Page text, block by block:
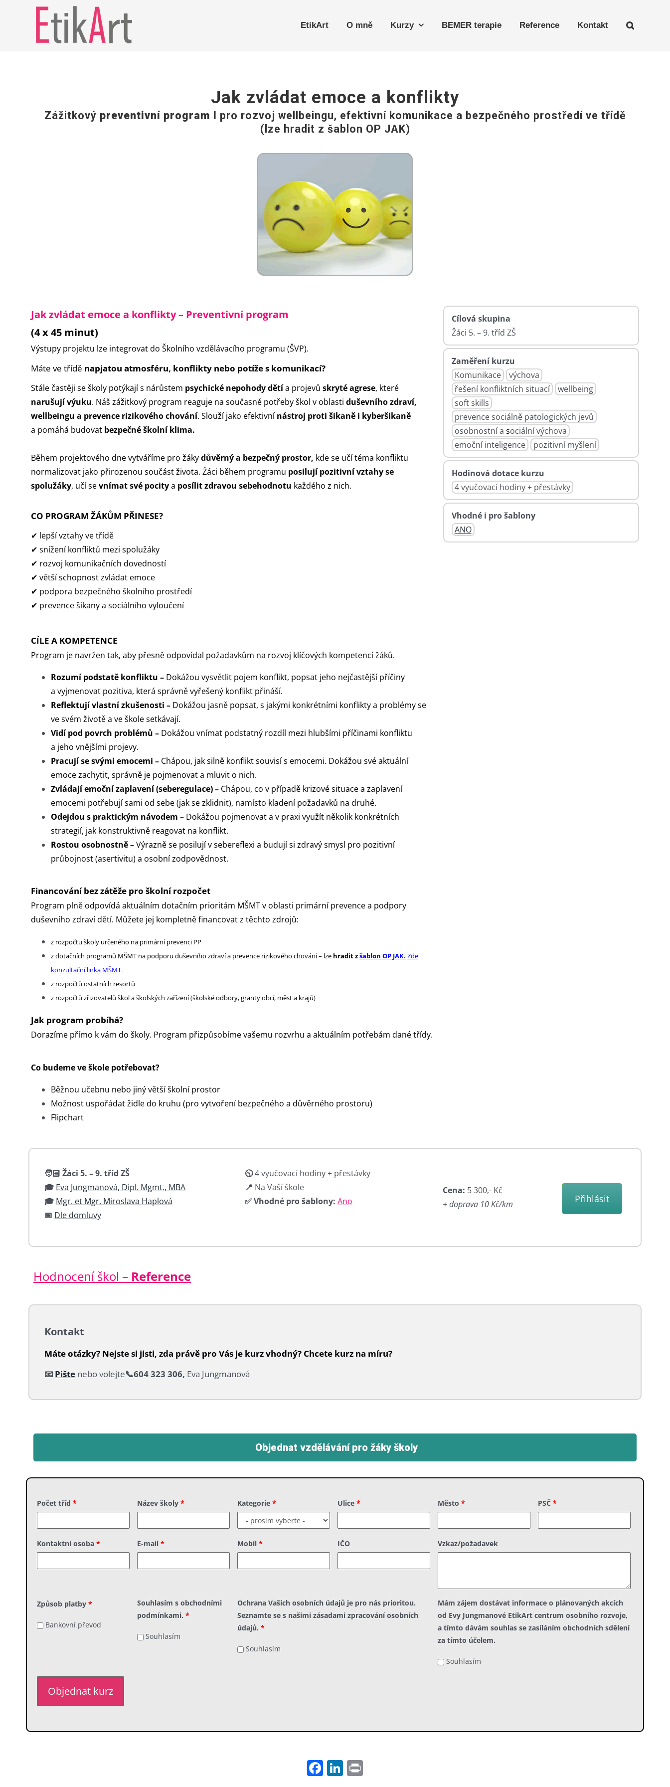
EtikArt O mně Kurzy BEMER terapie Reference Kontakt
Jak zvládat emoce a konflikty
Zážitkový preventivní program I pro rozvoj wellbeingu, efektivní komunikace a bezpečného prostředí ve třídě
(lze hradit z šablon OP JAK)
Jak zvládat emoce a konflikty – Preventivní program
(4 x 45 minut)
Výstupy projektu lze integrovat do Školního vzdělávacího programu (ŠVP).
Máte ve třídě napjatou atmosféru, konflikty nebo potíže s komunikací?
Stále častěji se školy potýkají s nárůstem psychické nepohodydětía projevů skryté agrese, které
narušují výuku. Náš zážitkový program reaguje na současné potřeby škol v oblasti duševního zdraví,
wellbeingu a prevence rizikového chování. Slouží jako efektivnínástroj proti šikaně i kyberšikaně
a pomáhá budovat bezpečné školní klima.
Během projektového dne vytváříme pro žákydůvěrný a bezpečný prostor, kde se učí téma konfliktu
normalizovat jako přirozenou součást života. Žáci během programu posilují pozitivní vztahy se
spolužáky, učí sevnímat své pocitya posílit zdravou sebehodnotu každého z nich.
CO PROGRAM ŽÁKŮM PŘINESE?
✔ lepší vztahy ve třídě
✔ snížení konfliktů mezi spolužáky
✔ rozvoj komunikačních dovedností
✔ větší schopnost zvládat emoce
✔ podpora bezpečného školního prostředí
✔ prevence šikany a sociálního vyloučení
CÍLE A KOMPETENCE
Program je navržen tak, aby přesně odpovídal požadavkům na rozvoj klíčových kompetencí žáků.
Rozumí podstatě konfliktu – Dokážou vysvětlit pojem konflikt, popsat jeho nejčastější příčiny
a vyjmenovat pozitiva, která správně vyřešený konflikt přináší.
Reflektují vlastní zkušenosti – Dokážou jasně popsat, s jakými konkrétními konflikty a problémy se
ve svém životě a ve škole setkávají.
Vidí pod povrch problémů – Dokážou vnímat podstatný rozdíl mezi hlubšími příčinami konfliktu
a jeho vnějšími projevy.
Pracují se svými emocemi – Chápou, jak silně konflikt souvisí s emocemi. Dokážou své aktuální
emoce zachytit, správně je pojmenovat a mluvit o nich.
Zvládají emoční zaplavení (seberegulace) – Chápou, co v případě krizové situace a zaplavení
emocemi potřebují sami od sebe (jak se zklidnit), namísto kladení požadavků na druhé.
Odejdou s praktickým návodem – Dokážou pojmenovat a v praxi využít několik konkrétních
strategií, jak konstruktivně reagovat na konflikt.
Rostou osobnostně –Výrazně se posilují v sebereflexi a budují si zdravý smysl pro pozitivní
průbojnost (asertivitu) a osobní zodpovědnost.
Financování bez zátěže pro školní rozpočet
Program plně odpovídá aktuálním dotačním prioritám MŠMT v oblasti primární prevence a podpory
duševního zdraví dětí. Můžete jej kompletně financovat z těchto zdrojů:
z rozpočtu školy určeného na primární prevenci PP
z dotačních programů MŠMT na podporu duševního zdraví a prevence rizikového chování – lze hradit zšablon OP JAK. Zde
konzultační linka MŠMT.
z rozpočtů ostatních resortů
z rozpočtů zřizovatelů škol a školských zařízení (školské odbory, granty obcí, měst a krajů)
Jak program probíhá?
Dorazíme přímo k vám do školy. Program přizpůsobíme vašemu rozvrhu a aktuálním potřebám dané třídy.
Co budeme ve škole potřebovat?
Běžnou učebnu nebo jiný větší školní prostor
Možnost uspořádat židle do kruhu (pro vytvoření bezpečného a důvěrného prostoru)
Flipchart
Cílová skupina
Žáci 5. – 9. tříd ZŠ
Zaměření kurzu
Komunikace
výchova
řešení. konfliktních situací
wellbeing
soft.skills
prevence.sociálně. patologických jevů
osobnostní.a sociální.výchova
emoční. inteligence pozitivní. myšlení
Hodinová dotace kurzu
4 vyučovací hodiny + přestávky
Vhodné i pro šablony
ANO
🧑🏻 Žáci 5. – 9. tříd ZŠ
🎓 Eva Jungmanová, Dipl. Mgmt., MBA
🎓 Mgr. et Mgr. Miroslava Haplová
📅 Dle domluvy
🕥4 vyučovací hodiny + přestávky
📍 Na Vaší škole
✅ Vhodné pro šablony: Ano
Cena: 5 300,- Kč
+ doprava 10 Kč/km
Přihlásit
Hodnocení škol – Reference
Kontakt
Máte otázky? Nejste si jisti, zda právě pro Vás je kurz vhodný? Chcete kurz na míru?
📧 Pište nebo volejte📞604 323 306, Eva Jungmanová
Objednat vzdělávání pro žáky školy
Počet tříd * Název školy * Kategorie * Ulice * Město * PSČ *
Kontaktní osoba * E-mail * Mobil * IČO Vzkaz/požadavek
Způsob platby *
Bankovní převod
Souhlasím s obchodními
podmínkami. *
Souhlasím
Ochrana Vašich osobních údajů je pro nás prioritou.
Seznamte se s našimi zásadami zpracování osobních
údajů. *
Souhlasím
Mám zájem dostávat informace o plánovaných akcích
od Evy Jungmanové EtikArt centrum osobního rozvoje,
a tímto dávám souhlas se zasíláním obchodních sdělení
za tímto účelem.
Souhlasím
Facebook
LinkedIn